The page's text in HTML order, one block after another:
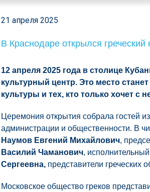
21 апреля 2025
В Краснодаре открылся греческий
12 апреля 2025 года в столице
культурный центр. Это место
культуры и тех, кто только хочет с
Церемония открытия собрала гостей
администрации и общественности. В
Наумов Евгений Михайлович,
Василий Чаманович,
Сергеевна, представители греческих
Московское общество греков